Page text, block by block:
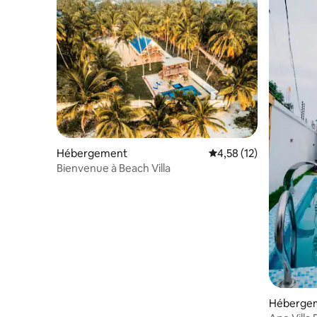
Hébergement Évaluation moyenne
4,58 (12)
Bienvenue à Beach Villa